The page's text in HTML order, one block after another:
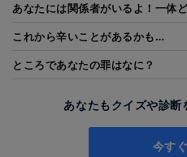
あなたには関係者がいるよ！一体
これから辛いことがあるかも…
ところであなたの罪はなに？
あなたもクイズや診断
今す